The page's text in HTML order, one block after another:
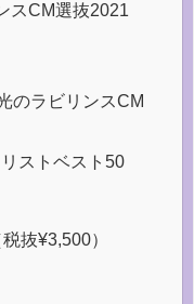
スCM選抜2021
のラビリンスCM
ストベスト50
抜¥3,500）